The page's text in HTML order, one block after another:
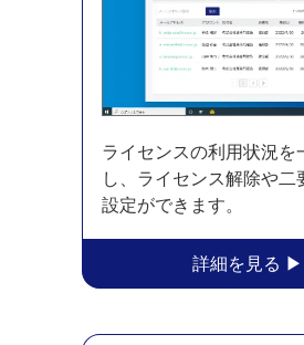
ライセンスの利用状況を
し、ライセンス解除や二
設定ができます。